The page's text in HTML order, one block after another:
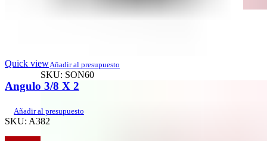
Añadir al presupuesto
SKU: SON60
Quick view
Angulo 3/8 X 2
Añadir al presupuesto
SKU: A382